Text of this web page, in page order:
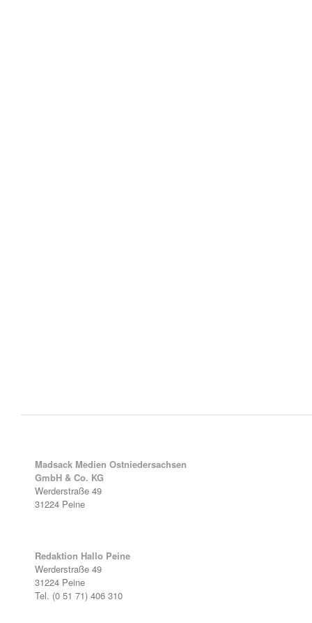
Madsack Medien Ostniedersachsen
GmbH & Co. KG
Werderstraße 49
31224 Peine
Redaktion Hallo Peine
Werderstraße 49
31224 Peine
Tel. (0 51 71) 406 310